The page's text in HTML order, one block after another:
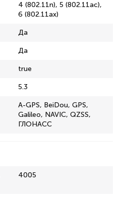
4 (802.11n), 5 (802.11ac),
6 (802.11ax)
Да
Да
true
5.3
A-GPS, BeiDou, GPS,
Galileo, NAVIC, QZSS,
ГЛОНАСС
4005